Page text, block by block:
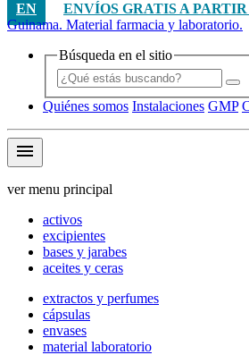
EN
ENVÍOS GRATIS A
Guinama. Material farmacia y laboratorio.
Búsqueda en el sitio
Quiénes somos Instalaciones GMP
menu
ver menu principal
activos
excipientes
bases y jarabes
aceites y ceras
extractos y perfumes
cápsulas
envases
material laboratorio